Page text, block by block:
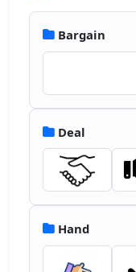
Bargain
Deal
Hand